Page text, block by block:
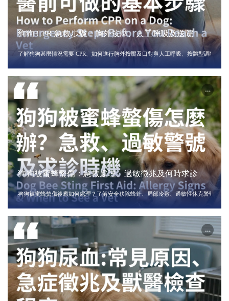
狗狗 CPR 急救步驟：胸外按壓、人工呼吸及送院
了解狗狗甚麼情況需要 CPR、如何進行胸外按壓及口對鼻人工呼吸、按體型調整手
狗狗被蜜蜂螫傷：急救處理、過敏徵兆及何時求診
狗狗被蜜蜂螫傷後應如何處理？了解安全移除蜂針、局部冷敷、過敏性休克警號，以